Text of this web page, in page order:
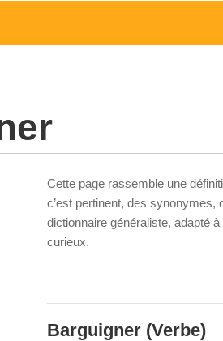
Cette page rassemble une
c’est pertinent, des synonymes,
dictionnaire généraliste, adapté
curieux.
Barguigner (Verbe)